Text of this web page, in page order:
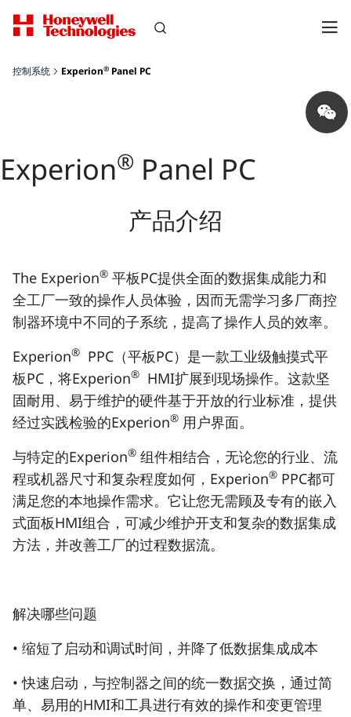
控制系统 Experion® Panel PC
Share
on
wechat
Experion® Panel PC
产品介绍
The Experion® 平板PC提供全面的数据集成能力和
全工厂一致的操作人员体验，因而无需学习多厂商控
制器环境中不同的子系统，提高了操作人员的效率。
Experion®
PPC（平板PC）是一款工业级触摸式平
板PC，将Experion®
HMI扩展到现场操作。这款坚
固耐用、易于维护的硬件基于开放的行业标准，提供
经过实践检验的Experion® 用户界面。
与特定的Experion® 组件相结合，无论您的行业、流
程或机器尺寸和复杂程度如何，Experion® PPC都可
满足您的本地操作需求。它让您无需顾及专有的嵌入
式面板HMI组合，可减少维护开支和复杂的数据集成
方法，并改善工厂的过程数据流。
解决哪些问题
• 缩短了启动和调试时间，并降了低数据集成成本
• 快速启动，与控制器之间的统一数据交换，通过简
单、易用的HMI和工具进行有效的操作和变更管理